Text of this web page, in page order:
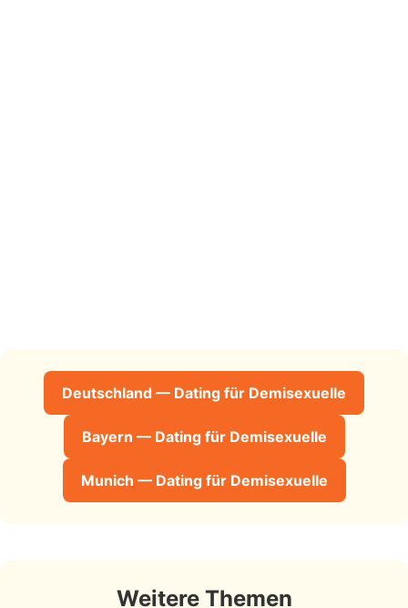
Deutschland — Dating für Demisexuelle
Bayern — Dating für Demisexuelle
Munich — Dating für Demisexuelle
Weitere Themen